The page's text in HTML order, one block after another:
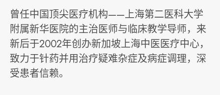
曾任中国顶尖医疗机构——上海第二医科大学
附属新华医院的主治医师与临床教学导师，来
新后于2002年创办新加坡上海中医医疗中心，
致力于针药并用治疗疑难杂症及病症调理，深
受患者信赖。